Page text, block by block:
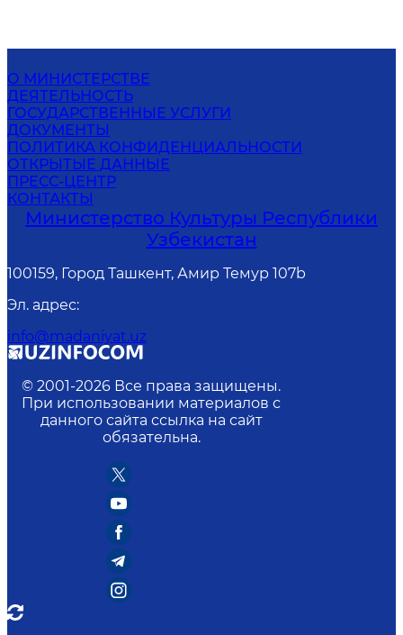
О МИНИСТЕРСТВЕ
ДЕЯТЕЛЬНОСТЬ
ГОСУДАРСТВЕННЫЕ УСЛУГИ
ДОКУМЕНТЫ
ПОЛИТИКА КОНФИДЕНЦИАЛЬНОСТИ
ОТКРЫТЫЕ ДАННЫЕ
ПРЕСС-ЦЕНТР
КОНТАКТЫ
Министерство Культуры Республики
Узбекистан
100159, Город Ташкент, Амир Темур 107b
Эл. адрес:
info@madaniyat.uz
© 2001-2026 Все права защищены.
При использовании материалов с
данного сайта ссылка на сайт
обязательна.